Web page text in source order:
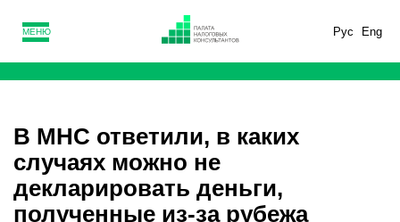
Рус Eng
МЕНЮ
В МНС ответили, в каких
случаях можно не
декларировать деньги,
полученные из-за рубежа